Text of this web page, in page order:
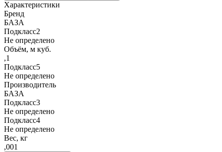
Характеристики
Бренд
БАЗА
Подкласс2
Не определено
Объём, м куб.
,1
Подкласс5
Не определено
Производитель
БАЗА
Подкласс3
Не определено
Подкласс4
Не определено
Вес, кг
,001